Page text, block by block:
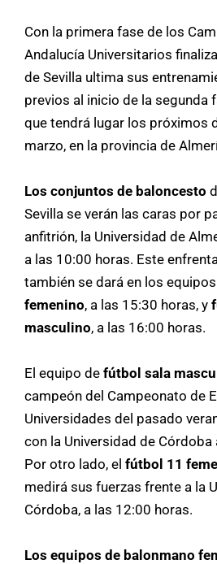
Con la primera fase de los
Andalucía Universitarios
de Sevilla ultima sus
previos al inicio de la segunda
que tendrá lugar los próximos
marzo, en la provincia de
Los conjuntos de baloncesto
Sevilla se verán las caras por
anfitrión, la Universidad de
a las 10:00 horas. Este
también se dará en los
femenino, a las 15:30 horas, y
masculino, a las 16:00 horas.
El equipo de fútbol sala
campeón del Campeonato de
Universidades del pasado
con la Universidad de Córdoba
Por otro lado, el fútbol 11
medirá sus fuerzas frente a la
Córdoba, a las 12:00 horas.
Los equipos de balonmano